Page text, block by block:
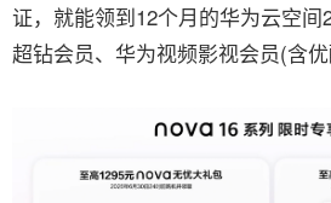
证，就能领到12个月的华为云空间
超钻会员、华为视频影视会员(含优